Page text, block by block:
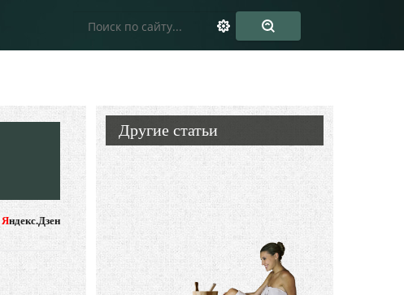
Яндекс.Дзен
Другие статьи